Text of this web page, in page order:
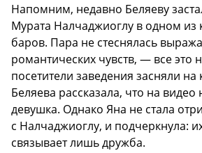
Напомним, недавно Беляеву
Мурата Налчаджиоглу в одном из
баров. Пара не стеснялась
романтических чувств, — все это
посетители заведения засняли
Беляева рассказала, что на видео
девушка. Однако Яна не стала
с Налчаджиоглу, и подчеркнула:
связывает лишь дружба.